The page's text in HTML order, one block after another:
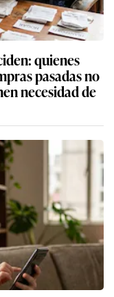
quienes
pasadas no
necesidad de